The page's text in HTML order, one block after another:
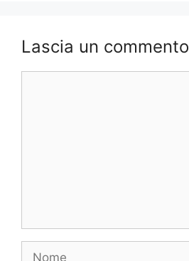
Lascia un commento